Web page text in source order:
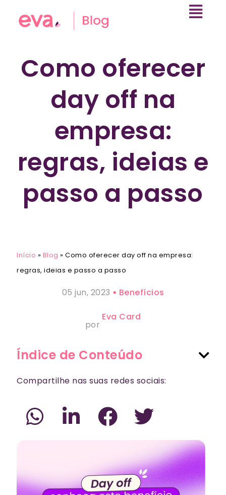
Como oferecer
day off na
empresa:
regras, ideias e
passo a passo
Início » Blog » Como oferecer day off na empresa:
regras, ideias e passo a passo
05 jun, 2023 Benefícios
por
Eva Card
Índice de Conteúdo
Compartilhe nas suas redes sociais: